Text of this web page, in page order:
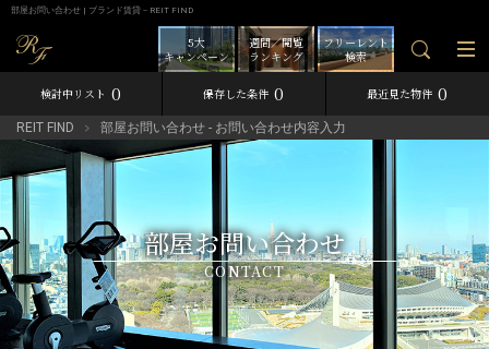
部屋お問い合わせ | ブランド賃貸－REIT FIND
フリーレント
検索
週間／閲覧
ランキング
5大
キャンペーン
検討中リスト 0 保存した条件 0 最近見た物件 0
REIT FIND 部屋お問い合わせ - お問い合わせ内容入力
部屋お問い合わせ
CONTACT